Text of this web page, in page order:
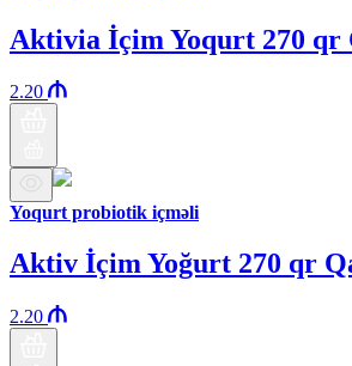
Aktivia İçim Yoqurt 270 qr
2.20
Yoqurt probiotik içməli
Aktiv İçim Yoğurt 270 qr
2.20